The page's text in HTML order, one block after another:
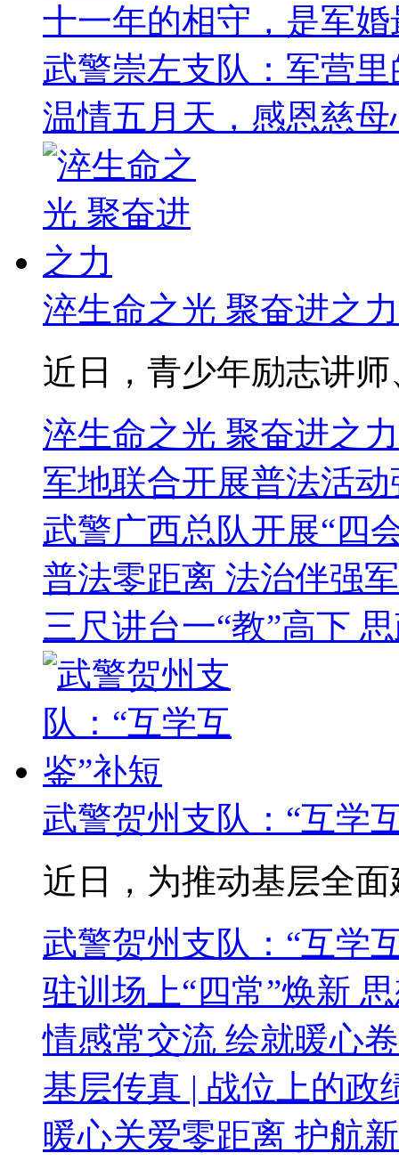
十一年的相守，是军
武警崇左支队：军营里
温情五月天，感恩慈母
淬生命之光 聚奋进之力
近日，青少年励志讲
淬生命之光 聚奋进之力
军地联合开展普法活
武警广西总队开展“四
普法零距离 法治伴强军
三尺讲台一“教”高下
武警贺州支队：“互学
近日，为推动基层全
武警贺州支队：“互学
驻训场上“四常”焕新
情感常交流 绘就暖心卷
基层传真 | 战位上的政
暖心关爱零距离 护航